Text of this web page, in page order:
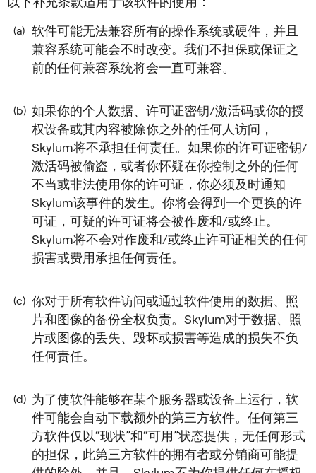
(a) 软件可能无法兼容所有的操作系统或硬件，并且
兼容系统可能会不时改变。我们不担保或保证之
前的任何兼容系统将会一直可兼容。
(b) 如果你的个人数据、许可证密钥/激活码或你的授
权设备或其内容被除你之外的任何人访问，
Skylum将不承担任何责任。如果你的许可证密钥/
激活码被偷盗，或者你怀疑在你控制之外的任何
不当或非法使用你的许可证，你必须及时通知
Skylum该事件的发生。你将会得到一个更换的许
可证，可疑的许可证将会被作废和/或终止。
Skylum将不会对作废和/或终止许可证相关的任何
损害或费用承担任何责任。
(c) 你对于所有软件访问或通过软件使用的数据、照
片和图像的备份全权负责。Skylum对于数据、照
片或图像的丢失、毁坏或损害等造成的损失不负
任何责任。
(d) 为了使软件能够在某个服务器或设备上运行，软
件可能会自动下载额外的第三方软件。任何第三
方软件仅以“现状”和“可用”状态提供，无任何形式
的担保，此第三方软件的拥有者或分销商可能提